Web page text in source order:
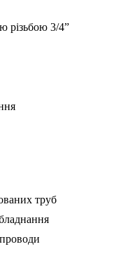
різьбою 3/4”
труб